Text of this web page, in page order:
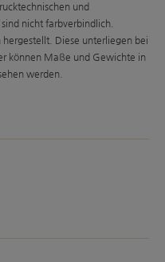
und
nicht farbverbindlich.
Diese unterliegen bei
können Maße und Gewichte in
werden.